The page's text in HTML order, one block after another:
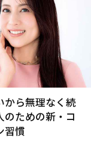
から無理なく続
のための新・コ
習慣